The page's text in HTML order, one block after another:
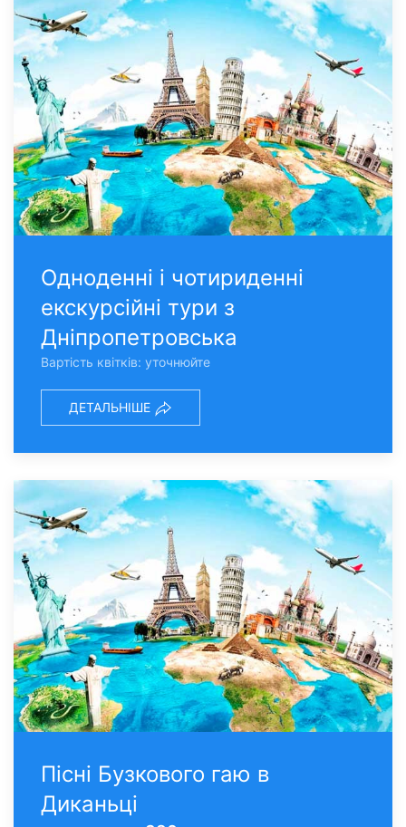
Одноденні і чотириденні
екскурсійні тури з
Дніпропетровська
Вартість квітків: уточнюйте
ДЕТАЛЬНІШЕ
Пісні Бузкового гаю в
Диканьцi